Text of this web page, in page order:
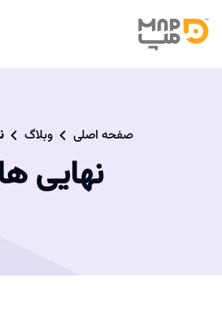
صفحه اصلی وبلاگ
نهایی